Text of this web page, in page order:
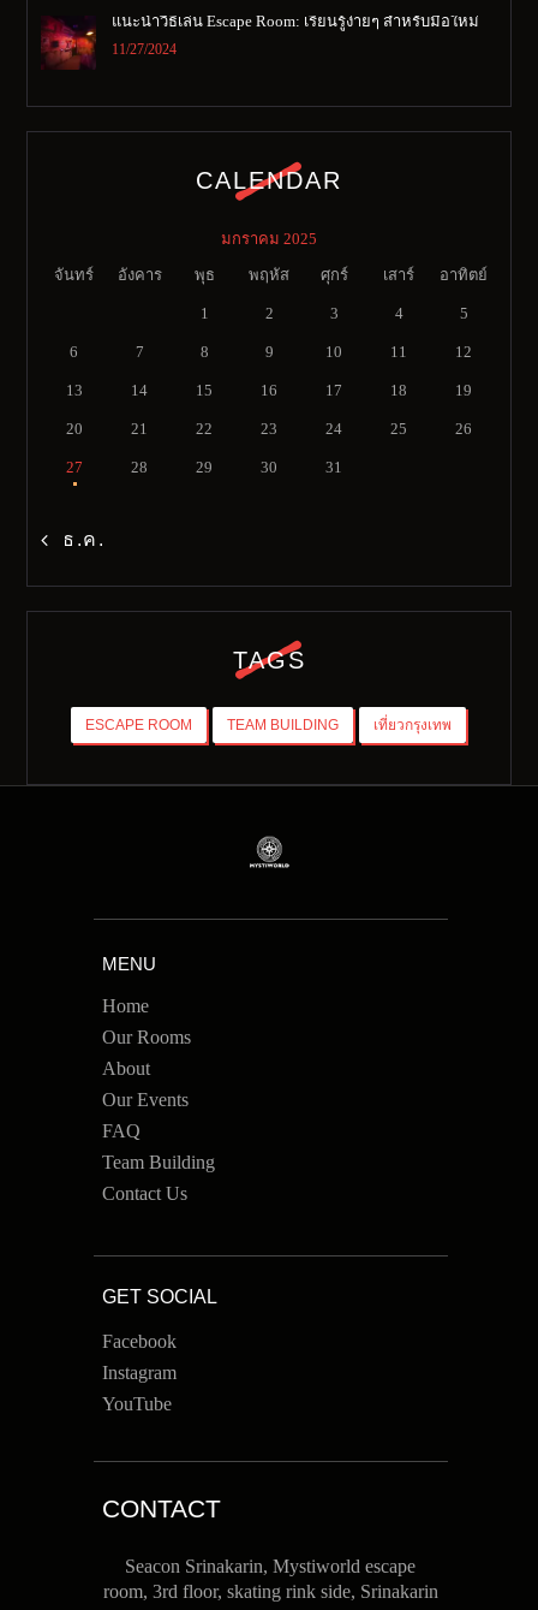
แนะนำวิธีเล่น Escape Room: เรียนรู้ง่ายๆ สำหรับมือใหม่
11/27/2024
CALENDAR
มกราคม 2025
จันทร์ อังคาร พุธ พฤหัส ศุกร์ เสาร์ อาทิตย์
1 2 3 4 5
6 7 8 9 10 11 12
13 14 15 16 17 18 19
20 21 22 23 24 25 26
27 28 29 30 31
« ธ.ค.
TAGS
ESCAPE ROOM TEAM BUILDING เที่ยวกรุงเทพ
MENU
Home
Our Rooms
About
Our Events
FAQ
Team Building
Contact Us
GET SOCIAL
Facebook
Instagram
YouTube
CONTACT
Seacon Srinakarin, Mystiworld escape
room, 3rd floor, skating rink side, Srinakarin